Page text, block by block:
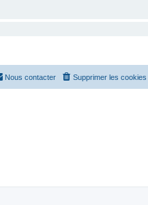
Supprimer les cookies
Nous contacter